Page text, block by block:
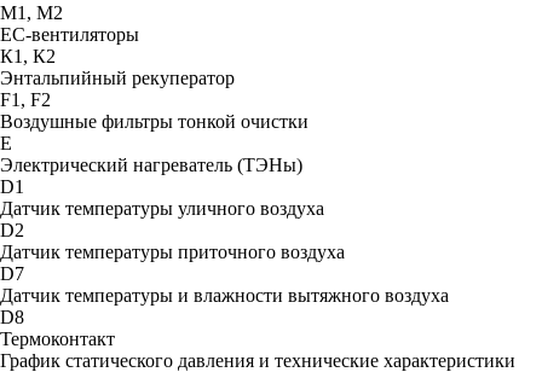
М1, М2
ЕС-вентиляторы
К1, К2
Энтальпийный рекуператор
F1, F2
Воздушные фильтры тонкой очистки
Е
Электрический нагреватель (ТЭНы)
D1
Датчик температуры уличного воздуха
D2
Датчик температуры приточного воздуха
D7
Датчик температуры и влажности вытяжного воздуха
D8
Термоконтакт
График статического давления и технические характеристики